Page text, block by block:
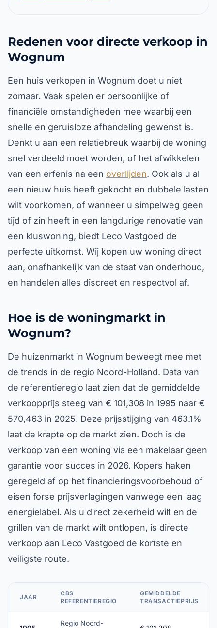
Redenen voor directe verkoop in
Wognum
Een huis verkopen in Wognum doet u niet
zomaar. Vaak spelen er persoonlijke of
financiële omstandigheden mee waarbij een
snelle en geruisloze afhandeling gewenst is.
Denkt u aan een relatiebreuk waarbij de woning
snel verdeeld moet worden, of het afwikkelen
van een erfenis na een overlijden. Ook als u al
een nieuw huis heeft gekocht en dubbele lasten
wilt voorkomen, of wanneer u simpelweg geen
tijd of zin heeft in een langdurige renovatie van
een kluswoning, biedt Leco Vastgoed de
perfecte uitkomst. Wij kopen uw woning direct
aan, onafhankelijk van de staat van onderhoud,
en handelen alles discreet en respectvol af.
Hoe is de woningmarkt in
Wognum?
De huizenmarkt in Wognum beweegt mee met
de trends in de regio Noord-Holland. Data van
de referentieregio laat zien dat de gemiddelde
verkoopprijs steeg van € 101,308 in 1995 naar €
570,463 in 2025. Deze prijsstijging van 463.1%
laat de krapte op de markt zien. Doch is de
verkoop van een woning via een makelaar geen
garantie voor succes in 2026. Kopers haken
geregeld af op het financieringsvoorbehoud of
eisen forse prijsverlagingen vanwege een laag
energielabel. Als u direct zekerheid wilt en de
grillen van de markt wilt ontlopen, is directe
verkoop aan Leco Vastgoed de kortste en
veiligste route.
JAAR
CBS
REFERENTIEREGIO
GEMIDDELDE
TRANSACTIEPRIJS
Regio Noord-